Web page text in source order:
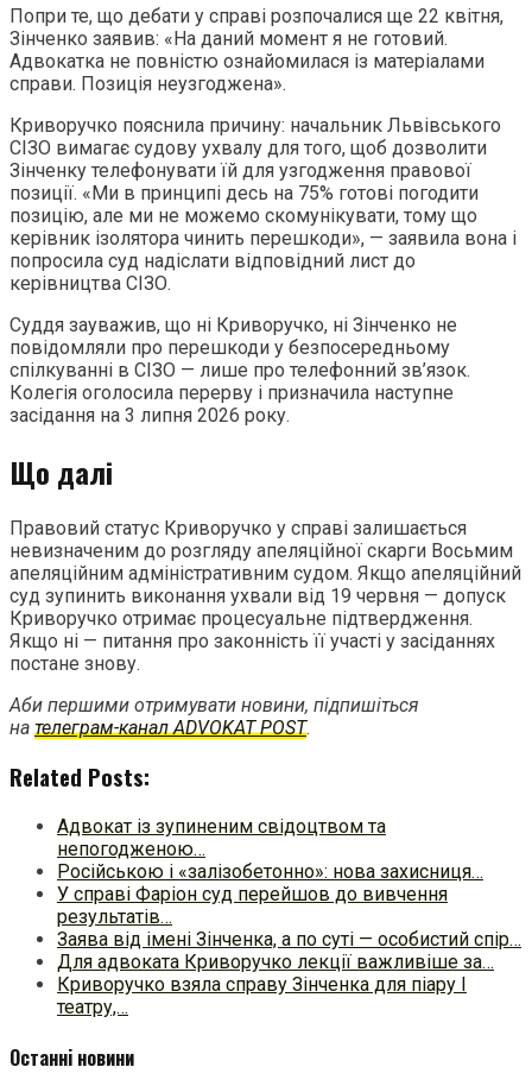
Попри те, що дебати у справі розпочалися ще 22 квітня,
Зінченко заявив: «На даний момент я не готовий.
Адвокатка не повністю ознайомилася із матеріалами
справи. Позиція неузгоджена».
Криворучко пояснила причину: начальник Львівського
СІЗО вимагає судову ухвалу для того, щоб дозволити
Зінченку телефонувати їй для узгодження правової
позиції. «Ми в принципі десь на 75% готові погодити
позицію, але ми не можемо скомунікувати, тому що
керівник ізолятора чинить перешкоди», — заявила вона і
попросила суд надіслати відповідний лист до
керівництва СІЗО.
Суддя зауважив, що ні Криворучко, ні Зінченко не
повідомляли про перешкоди у безпосередньому
спілкуванні в СІЗО — лише про телефонний зв’язок.
Колегія оголосила перерву і призначила наступне
засідання на 3 липня 2026 року.
Що далі
Правовий статус Криворучко у справі залишається
невизначеним до розгляду апеляційної скарги Восьмим
апеляційним адміністративним судом. Якщо апеляційний
суд зупинить виконання ухвали від 19 червня — допуск
Криворучко отримає процесуальне підтвердження.
Якщо ні — питання про законність її участі у засіданнях
постане знову.
Аби першими отримувати новини, підпишіться
на телеграм-канал ADVOKAT POST.
Related Posts:
Адвокат із зупиненим свідоцтвом та
непогодженою…
Російською і «залізобетонно»: нова захисниця…
У справі Фаріон суд перейшов до вивчення
результатів…
Заява від імені Зінченка, а по суті — особистий спір…
Для адвоката Криворучко лекції важливіше за…
Криворучко взяла справу Зінченка для піару І
театру,…
Останні новини